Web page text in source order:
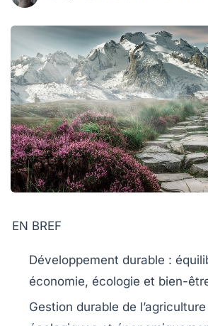
EN BREF
Développement durable :
économie, écologie et bien-
Gestion durable de